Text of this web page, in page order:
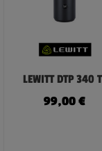
LEWITT DTP 340
99,00€